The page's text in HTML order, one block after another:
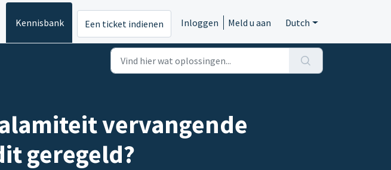
Kennisbank Een ticket indienen Inloggen Meld u aan Dutch
vervangende
geregeld?